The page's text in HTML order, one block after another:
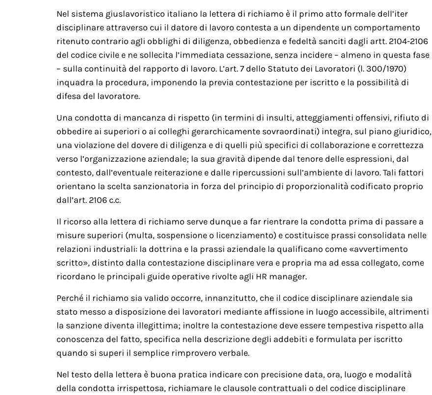
Nel sistema giuslavoristico italiano la lettera di richiamo è il primo atto formale dell’iter
disciplinare attraverso cui il datore di lavoro contesta a un dipendente un comportamento
ritenuto contrario agli obblighi di diligenza, obbedienza e fedeltà sanciti dagli artt. 2104-2106
del codice civile e ne sollecita l’immediata cessazione, senza incidere – almeno in questa fase
– sulla continuità del rapporto di lavoro. L’art. 7 dello Statuto dei Lavoratori (l. 300/1970)
inquadra la procedura, imponendo la previa contestazione per iscritto e la possibilità di
difesa del lavoratore.
Una condotta di mancanza di rispetto (in termini di insulti, atteggiamenti offensivi, rifiuto di
obbedire ai superiori o ai colleghi gerarchicamente sovraordinati) integra, sul piano giuridico,
una violazione del dovere di diligenza e di quelli più specifici di collaborazione e correttezza
verso l’organizzazione aziendale; la sua gravità dipende dal tenore delle espressioni, dal
contesto, dall’eventuale reiterazione e dalle ripercussioni sull’ambiente di lavoro. Tali fattori
orientano la scelta sanzionatoria in forza del principio di proporzionalità codificato proprio
dall’art. 2106 c.c.
Il ricorso alla lettera di richiamo serve dunque a far rientrare la condotta prima di passare a
misure superiori (multa, sospensione o licenziamento) e costituisce prassi consolidata nelle
relazioni industriali: la dottrina e la prassi aziendale la qualificano come «avvertimento
scritto», distinto dalla contestazione disciplinare vera e propria ma ad essa collegato, come
ricordano le principali guide operative rivolte agli HR manager.
Perché il richiamo sia valido occorre, innanzitutto, che il codice disciplinare aziendale sia
stato messo a disposizione dei lavoratori mediante affissione in luogo accessibile, altrimenti
la sanzione diventa illegittima; inoltre la contestazione deve essere tempestiva rispetto alla
conoscenza del fatto, specifica nella descrizione degli addebiti e formulata per iscritto
quando si superi il semplice rimprovero verbale.
Nel testo della lettera è buona pratica indicare con precisione data, ora, luogo e modalità
della condotta irrispettosa, richiamare le clausole contrattuali o del codice disciplinare